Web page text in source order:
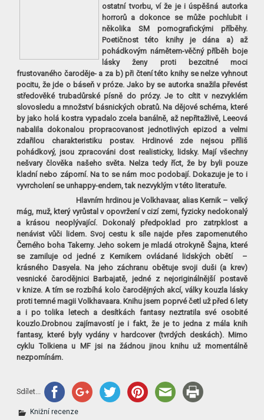
ostatní tvorbu, ví že je i úspěšná autorka
horrorů a dokonce se může pochlubit i
několika SM pornografickými příběhy.
Poetičnost této knihy je dána a) až
pohádkovým námětem-věčný příběh boje
lásky ženy proti bezcitné moci
frustovaného čaroděje- a za b) při čtení této knihy se nelze vyhnout
pocitu, že jde o báseň v próze. Jako by se autorka snažila převést
středověké trubadůrské písně do prózy. Je to cítit v nezvyklém
slovosledu a množství básnických obratů. Na dějové schéma, které
by jako holá kostra vypadalo zcela banálně, až nepřitažlivě, Leeová
nabalila dokonalou propracovanost jednotlivých epizod a velmi
zdařilou charakteristiku postav. Hrdinové zde nejsou příliš
pohádkový, jsou zpracováni dost realisticky, lidsky. Mají všechny
nešvary člověka našeho světa. Nelza tedy říct, že by byli pouze
kladní nebo záporní. Na to se nám moc podobají. Dokazuje je to i
vyvrcholení se unhappy-endem, tak nezvyklým v této literatuře.
Hlavním hrdinou je Volkhavaar, alias Kernik – velký
mág, muž, který vyrůstal v opovržení v cizí zemi, fyzicky nedokonalý
a krásou neoplývající. Dokonalý předpoklad pro zatrpklost a
nenávist vůči lidem. Svoj cestu k síle najde přes zapomenutého
Černého boha Takerny. Jeho sokem je mladá otrokyně Šajna, které
se zamiluje od jedné z Kernikem ovládané lidských obětí
–
krásného Dasyela. Na jeho záchranu obětuje svoji duši (a krev)
vesnické čarodějnici Barbajatě, jedné z nejoriginálnější postavě
v knize. A tím se rozbíhá kolo čarodějných akcí, války kouzla lásky
proti temné magii Volkhavaara. Knihu jsem poprvé četl už před 6 lety
a i po tolika letech a desítkách fantasy neztratila své osobité
kouzlo.Drobnou zajímavostí je i fakt, že je to jedna z mála knih
fantasy, které byly vydány v hardcover (tvrdých deskách). Mimo
cyklu Tolkiena u MF jsi na žádnou jinou knihu už momentálně
nezpomínám.
Sdílet...
Knižní recenze